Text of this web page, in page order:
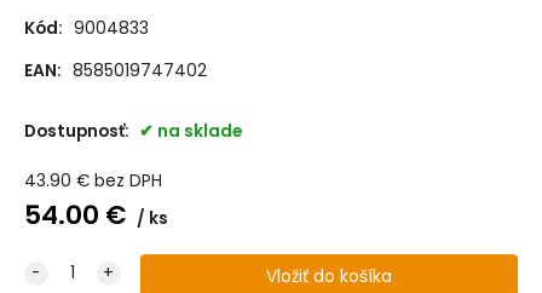
Kód: 9004833
EAN: 8585019747402
Dostupnosť: na sklade
43.90 € bez DPH
54.00 € ks